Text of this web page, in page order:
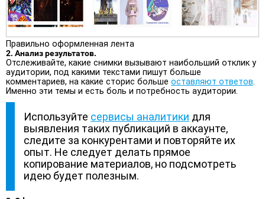
Правильно оформленная лента
2. Анализ результатов.
Отслеживайте, какие снимки вызывают наибольший отклик у
аудитории, под какими текстами пишут больше
комментариев, на какие сторис больше оставляют ответов.
Именно эти темы и есть боль и потребность аудитории.
Используйте сервисы аналитики для
выявления таких публикаций в аккаунте,
следите за конкурентами и повторяйте их
опыт. Не следует делать прямое
копирование материалов, но подсмотреть
идею будет полезным.